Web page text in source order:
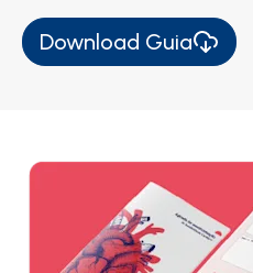
Download Guia